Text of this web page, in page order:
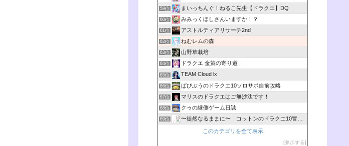
59位 まいっちんぐ！ねるこ先生【ドラクエ】DQ
60位 みみっくほしさんいますか！？
61位 アストルティアリサーチ2nd
62位 ねむレムの森
63位 山野草栽培
64位 ドラクエ 金策の寄り道
65位 TEAM Cloud lx
66位 ばびぶうのドラクエ10ソロサポ自前攻略
67位 マリスのドラクエはご無沙汰です！
68位 クゥの縁側ゲーム日誌
69位 〜徒然なるままに〜 コットンのドラクエ10冒険日記
このカテゴリを全て表示
参加する